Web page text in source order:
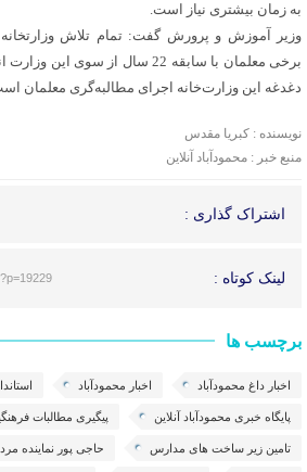
به زمان بیشتری نیاز است.
وزیر آموزش و پرورش گفت: تمام تلاش
برخی معلمان با سابقه 22 سال از
دغدغه این وزارت‌خانه اجرای مطالبه‌گری معلمان
نویسنده : کبریا مقدس
منبع خبر : محمودآباد آنلاین
اشتراک گذاری :
لینک کوتاه :
برچسب ها
اخبار داغ محمودآباد اخبار محمودآباد
پایگاه خبری محمودآباد آنلاین پیگیری مطالبات
تامین زیر ساخت های مدارس حاجی پور نماینده